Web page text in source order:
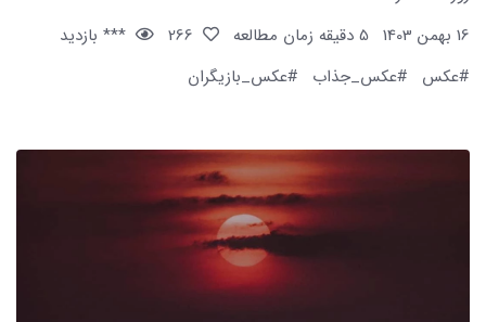
16 بهمن 1403
5 دقیقه زمان مطالعه
*** بازدید
#عکس
#عکس_جذاب #عکس_بازیگران